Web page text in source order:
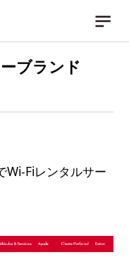
ブランド
Wi-Fiレンタルサー